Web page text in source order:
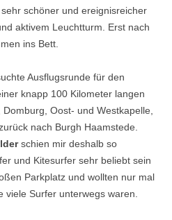
schöner und ereignisreicher
aktivem Leuchtturm. Erst nach
ins Bett.
Ausflugsrunde für den
knapp 100 Kilometer langen
Oost- und Westkapelle,
nach Burgh Haamstede.
schien mir deshalb so
und Kitesurfer sehr beliebt sein
Parkplatz und wollten nur mal
viele Surfer unterwegs waren.